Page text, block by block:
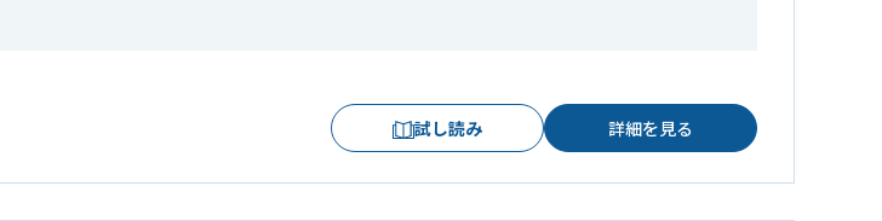
試し読み 詳細を見る